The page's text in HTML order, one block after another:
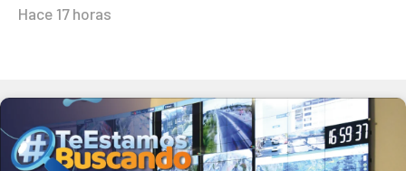
Hace 17 horas